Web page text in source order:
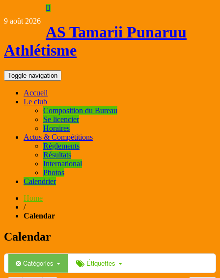
9 août 2026
AS Tamarii Punaruu
Athlétisme
Toggle navigation
Accueil
Le club
Composition du Bureau
Se licencier
Horaires
Actus & Compétitions
Règlements
Résultats
International
Photos
Calendrier
Home
/
Calendar
Calendar
Catégories Étiquettes